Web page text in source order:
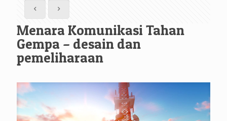
Menara Komunikasi Tahan
Gempa – desain dan
pemeliharaan